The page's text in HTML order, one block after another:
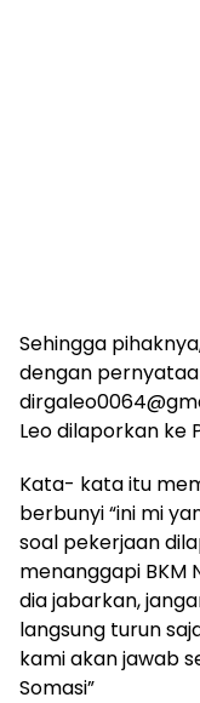
Sehingga
dengan
Leo dilaporkan ke
Kata- kata itu
berbunyi “ini mi
soal pekerjaan
menanggapi BKM
dia jabarkan,
langsung turun
kami akan jawab
Somasi”